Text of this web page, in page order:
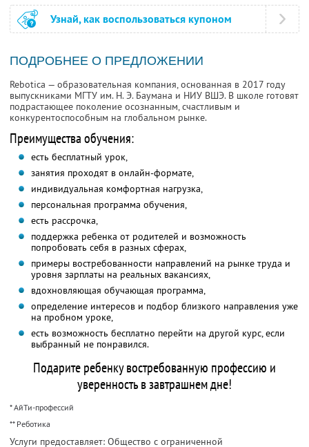
Узнай, как воспользоваться купоном
ПОДРОБНЕЕ О ПРЕДЛОЖЕНИИ
Rebotica — образовательная компания, основанная в 2017 году
выпускниками МГТУ им. Н. Э. Баумана и НИУ ВШЭ. В школе готовят
подрастающее поколение осознанным, счастливым и
конкурентоспособным на глобальном рынке.
Преимущества обучения:
есть бесплатный урок,
занятия проходят в онлайн-формате,
индивидуальная комфортная нагрузка,
персональная программа обучения,
есть рассрочка,
поддержка ребенка от родителей и возможность
попробовать себя в разных сферах,
примеры востребованности направлений на рынке труда и
уровня зарплаты на реальных вакансиях,
вдохновляющая обучающая программа,
определение интересов и подбор близкого направления уже
на пробном уроке,
есть возможность бесплатно перейти на другой курс, если
выбранный не понравился.
Подарите ребенку востребованную профессию и
уверенность в завтрашнем дне!
* АйТи-профессий
** Реботика
Услуги предоставляет: Общество с ограниченной